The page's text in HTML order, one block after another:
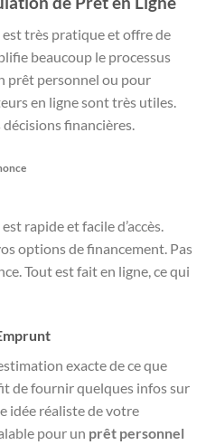
est très pratique et offre de
beaucoup le processus
prêt personnel ou pour
en ligne sont très utiles.
financières.
est rapide et facile d’accès.
options de financement. Pas
Tout est fait en ligne, ce qui
exacte de ce que
de fournir quelques infos sur
idée réaliste de votre
pour un prêt personnel